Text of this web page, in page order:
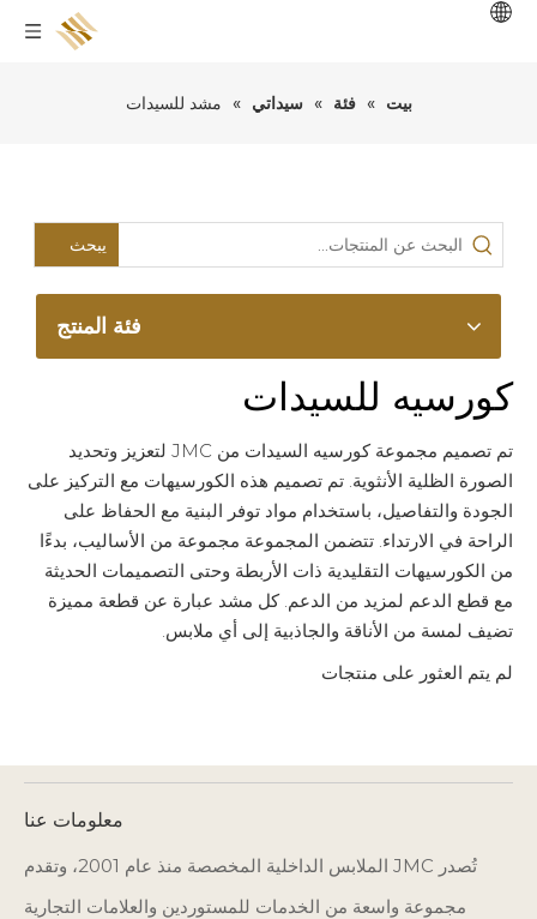
بيت » فئة » سيداتي » مشد للسيدات
يبحث
فئة المنتج
كورسيه للسيدات
تم تصميم مجموعة كورسيه السيدات من JMC لتعزيز وتحديد
الصورة الظلية الأنثوية. تم تصميم هذه الكورسيهات مع التركيز على
الجودة والتفاصيل، باستخدام مواد توفر البنية مع الحفاظ على
الراحة في الارتداء. تتضمن المجموعة مجموعة من الأساليب، بدءًا
من الكورسيهات التقليدية ذات الأربطة وحتى التصميمات الحديثة
مع قطع الدعم لمزيد من الدعم. كل مشد عبارة عن قطعة مميزة
تضيف لمسة من الأناقة والجاذبية إلى أي ملابس.
لم يتم العثور على منتجات
معلومات عنا
تُصدر JMC الملابس الداخلية المخصصة منذ عام 2001، وتقدم
مجموعة واسعة من الخدمات للمستوردين والعلامات التجارية